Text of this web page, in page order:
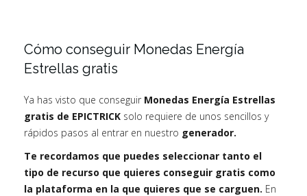
Cómo conseguir Monedas Energía
Estrellas gratis
Ya has visto que conseguir Monedas Energía Estrellas
gratis de EPICTRICK solo requiere de unos sencillos y
rápidos pasos al entrar en nuestro generador.
Te recordamos que puedes seleccionar tanto el
tipo de recurso que quieres conseguir gratis como
la plataforma en la que quieres que se carguen. En